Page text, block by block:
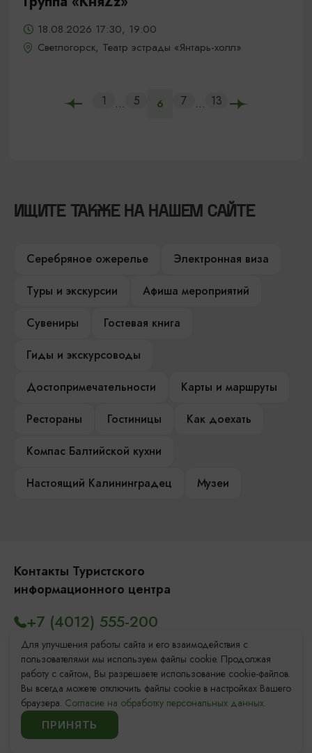
18.08.2026 17:30, 19:00
Светлогорск, Театр эстрады «Янтарь-холл»
1 ... 5 6 7 ... 13
ИЩИТЕ ТАКЖЕ НА НАШЕМ САЙТЕ
Серебряное ожерелье
Электронная виза
Туры и экскурсии
Афиша мероприятий
Сувениры
Гостевая книга
Гиды и экскурсоводы
Достопримечательности
Карты и маршруты
Рестораны
Гостиницы
Как доехать
Компас Балтийской кухни
Настоящий Калининградец
Музеи
Контакты Туристского
информационного центра
Площадь Победы, 1 Закрыто
ул. Октябрьская, 2/3 Открыто
+7 (4012) 555-200
8 (800) 200-55-39
info@visit-kaliningrad.ru
Для улучшения работы сайта и его взаимодействия с
пользователями мы используем файлы cookie. Продолжая
работу с сайтом, Вы разрешаете использование cookie-файлов.
Вы всегда можете отключить файлы cookie в настройках Вашего
браузера. Согласие на обработку персональных данных.
ПРИНЯТЬ